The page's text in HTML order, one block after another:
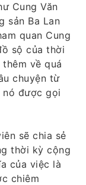
Cung Văn
sản Ba Lan
quan Cung
sộ của thời
về quá
chuyện từ
nó được gọi
sẽ chia sẻ
thời kỳ cộng
của việc là
chiêm